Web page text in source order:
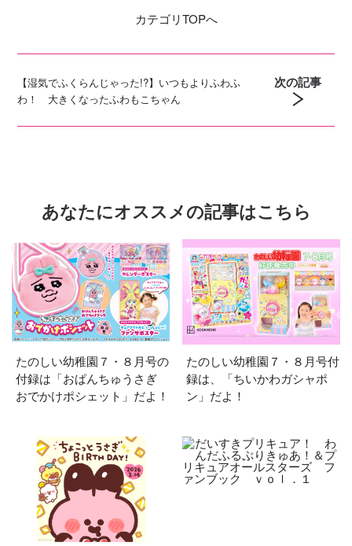
カテゴリTOPへ
【湿気でふくらんじゃった!?】いつもよりふわふ
わ！ 大きくなったふわもこちゃん
次の記事
あなたにオススメの記事はこちら
たのしい幼稚園７・８月号の
付録は「おぱんちゅうさぎ
おでかけポシェット」だよ！
たのしい幼稚園７・８月号付
録は、「ちいかわガシャポ
ン」だよ！